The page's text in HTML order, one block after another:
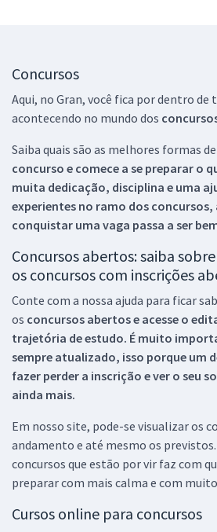
Concursos
Aqui, no Gran, você fica por dentro de
acontecendo no mundo dos
Saiba quais são as melhores formas de
concurso e comece a se preparar o
muita dedicação, disciplina e uma
experientes no ramo dos concursos,
conquistar uma vaga passa a ser
Concursos abertos: saiba
os concursos com inscrições
Conte com a nossa ajuda para ficar
os concursos abertos e acesse o
trajetória de estudo. É muito
sempre atualizado, isso porque um
fazer perder a inscrição e ver o seu
ainda mais.
Em nosso site, pode-se visualizar os
andamento e até mesmo os
concursos que estão por vir faz com
preparar com mais calma e com
Cursos online para concursos